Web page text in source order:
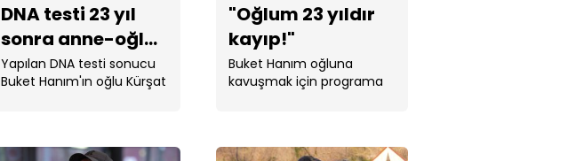
DNA testi 23 yıl
sonra anne-oğlu
kavuşturdu!
Yapılan DNA testi sonucu
Buket Hanım'ın oğlu Kürşat
"Oğlum 23 yıldır
kayıp!"
Buket Hanım oğluna
kavuşmak için programa